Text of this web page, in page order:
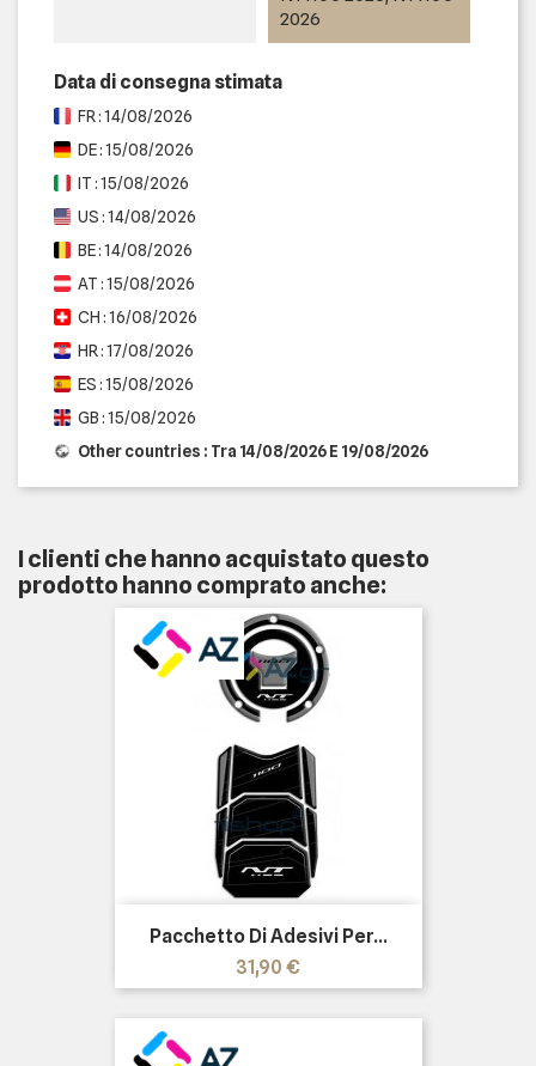
2026
Data di consegna stimata
FR : 14/08/2026
DE : 15/08/2026
IT : 15/08/2026
US : 14/08/2026
BE : 14/08/2026
AT : 15/08/2026
CH : 16/08/2026
HR : 17/08/2026
ES : 15/08/2026
GB : 15/08/2026
Other countries : Tra 14/08/2026 E 19/08/2026
I clienti che hanno acquistato questo
prodotto hanno comprato anche:
Pacchetto Di Adesivi Per...
Prezzo
31,90 €